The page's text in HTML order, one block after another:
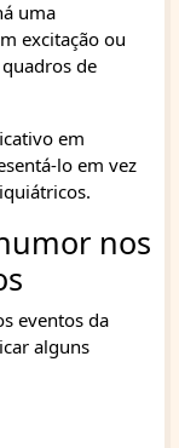
uma
excitação ou
de
em
lo em vez
nos
eventos da
alguns